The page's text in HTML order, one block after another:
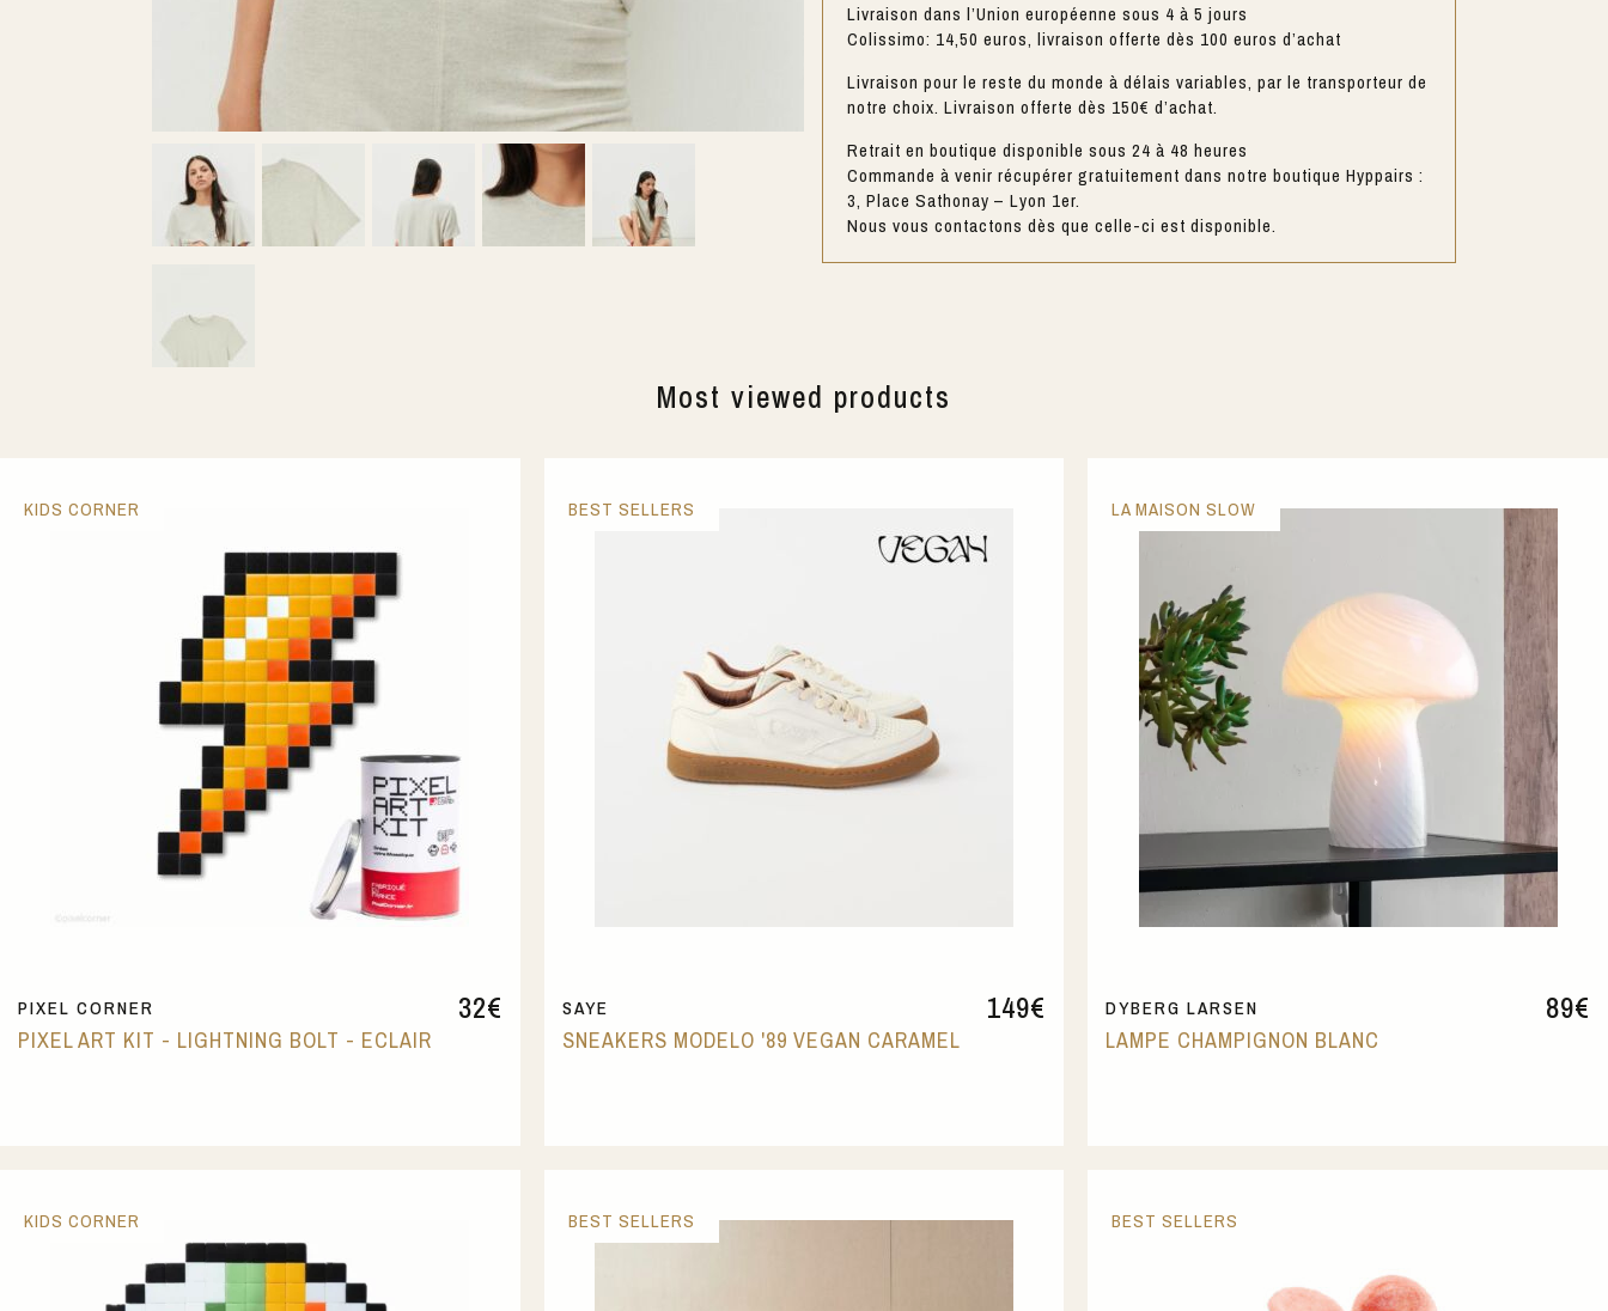
Livraison dans l’Union européenne sous 4 à 5 jours
Colissimo: 14,50 euros, livraison offerte dès 100 euros d’achat
Livraison pour le reste du monde à délais variables, par le transporteur de
notre choix. Livraison offerte dès 150€ d’achat.
Retrait en boutique disponible sous 24 à 48 heures
Commande à venir récupérer gratuitement dans notre boutique Hyppairs :
3, Place Sathonay – Lyon 1er.
Nous vous contactons dès que celle-ci est disponible.
Most viewed products
32€
PIXEL CORNER
PIXEL ART KIT - LIGHTNING BOLT - ECLAIR
KIDS CORNER
149€
SAYE
SNEAKERS MODELO '89 VEGAN CARAMEL
BEST SELLERS
89€
DYBERG LARSEN
LAMPE CHAMPIGNON BLANC
LA MAISON SLOW
KIDS CORNER BEST SELLERS BEST SELLERS